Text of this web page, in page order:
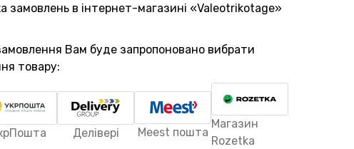
замовлень в інтернет-магазині «Valeotrikotage»
Вам буде запропоновано вибрати
товару:
Делівері Meest пошта
Магазин
Rozetka